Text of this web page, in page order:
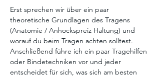
Erst sprechen wir über ein paar
theoretische Grundlagen des Tragens
(Anatomie / Anhockspreiz Haltung) und
worauf du beim Tragen achten solltest.
Anschließend führe ich ein paar Tragehilfen
oder Bindetechniken vor und jeder
entscheidet für sich, was sich am besten